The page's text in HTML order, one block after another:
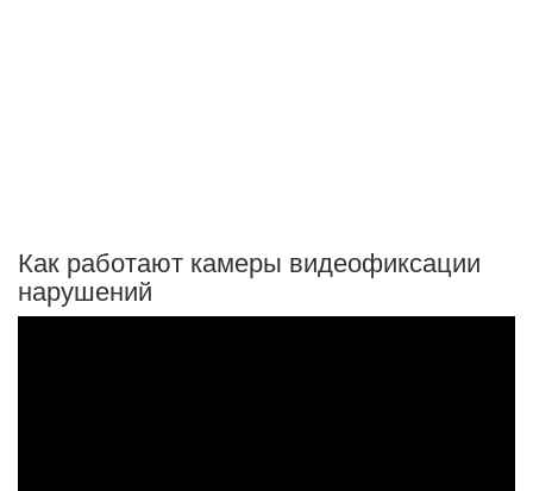
Как работают камеры видеофиксации
нарушений